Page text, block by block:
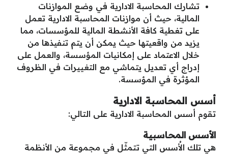
تشارك المحاسبة الادارية في وضع الموازنات
المالية، حيث أن موازنات المحاسبة الادارية تعمل
على تغطية كافة الأنشطة المالية للمؤسسات، مما
يزيد من واقعيتها حيث يمكن أن يتم تنفيذها من
خلال الاعتماد على إمكانيات المؤسسة، والعمل على
إدراج أي تعديل يتماشي مع التغييرات في الظروف
المؤثرة في المؤسسة.
أسس المحاسبة الادارية
تقوم أسس المحاسبة الادارية على التالي:
الأسس المحاسبية
هي تلك الأُسس التي تتمثّل في مجموعة من الأنظمة